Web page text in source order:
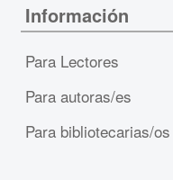
Información
Para Lectores
Para autoras/es
Para bibliotecarias/os